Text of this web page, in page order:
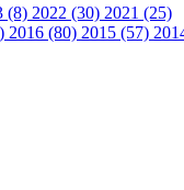
(8) 2022 (30) 2021 (25)
2016 (80) 2015 (57)